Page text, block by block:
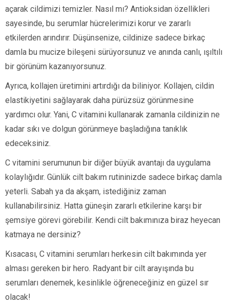
açarak cildimizi temizler. Nasıl mı? Antioksidan özellikleri
sayesinde, bu serumlar hücrelerimizi korur ve zararlı
etkilerden arındırır. Düşünsenize, cildinize sadece birkaç
damla bu mucize bileşeni sürüyorsunuz ve anında canlı, ışıltılı
bir görünüm kazanıyorsunuz.
Ayrıca, kollajen üretimini artırdığı da biliniyor. Kollajen, cildin
elastikiyetini sağlayarak daha pürüzsüz görünmesine
yardımcı olur. Yani, C vitamini kullanarak zamanla cildinizin ne
kadar sıkı ve dolgun görünmeye başladığına tanıklık
edeceksiniz.
C vitamini serumunun bir diğer büyük avantajı da uygulama
kolaylığıdır. Günlük cilt bakım rutininizde sadece birkaç damla
yeterli. Sabah ya da akşam, istediğiniz zaman
kullanabilirsiniz. Hatta güneşin zararlı etkilerine karşı bir
şemsiye görevi görebilir. Kendi cilt bakımınıza biraz heyecan
katmaya ne dersiniz?
Kısacası, C vitamini serumları herkesin cilt bakımında yer
alması gereken bir hero. Radyant bir cilt arayışında bu
serumları denemek, kesinlikle öğreneceğiniz en güzel sır
olacak!